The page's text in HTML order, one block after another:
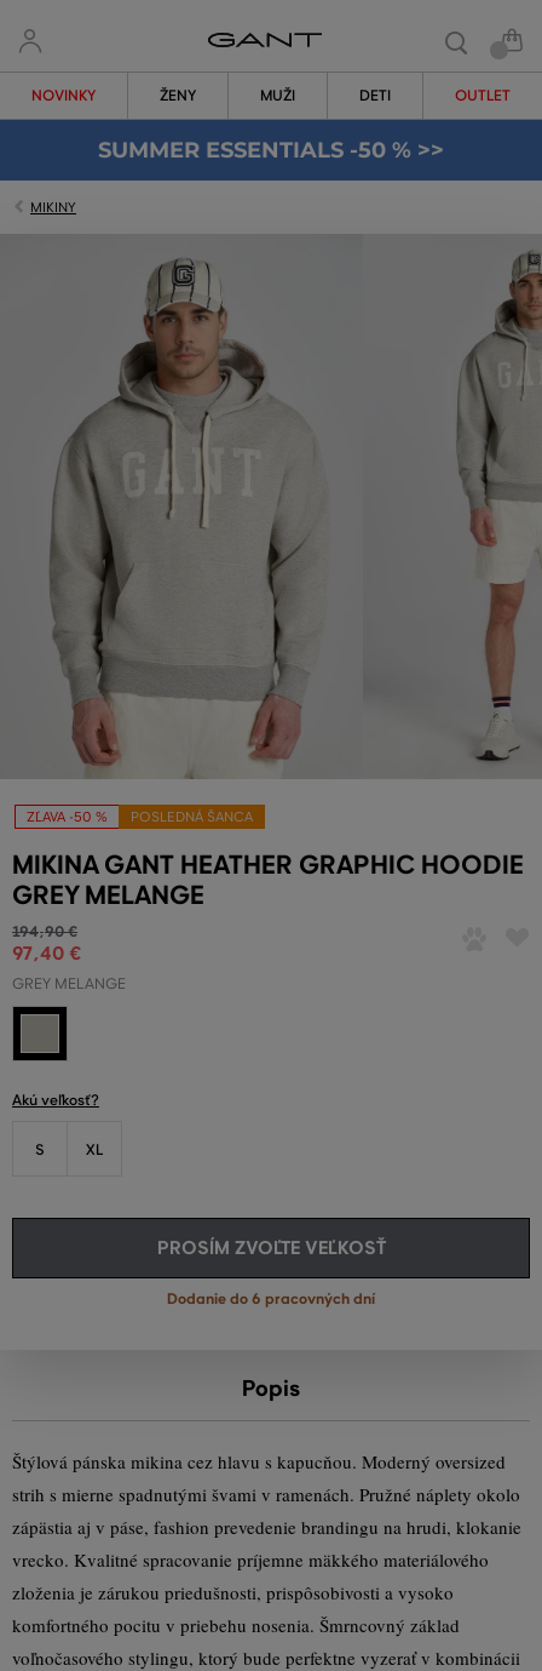
NOVINKY ŽENY MUŽI DETI OUTLET
SUMMER ESSENTIALS -50 % >>
MIKINY
ZĽAVA -50 % POSLEDNÁ ŠANCA
MIKINA GANT HEATHER GRAPHIC HOODIE
GREY MELANGE
194,90 €
97,40 €
GREY MELANGE
Akú veľkosť?
S XL
PROSÍM ZVOĽTE VEĽKOSŤ
Dodanie do 6 pracovných dní
Popis
Štýlová pánska mikina cez hlavu s kapucňou. Moderný oversized
strih s mierne spadnutými švami v ramenách. Pružné náplety okolo
zápästia aj v páse, fashion prevedenie brandingu na hrudi, klokanie
vrecko. Kvalitné spracovanie príjemne mäkkého materiálového
zloženia je zárukou priedušnosti, prispôsobivosti a vysoko
komfortného pocitu v priebehu nosenia. Šmrncovný základ
voľnočasového stylingu, ktorý bude perfektne vyzerať v kombinácii